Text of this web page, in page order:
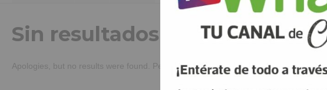
Sin resultados de búsqueda
Apologies, but no results were found. Perhaps searching will help find a related post.